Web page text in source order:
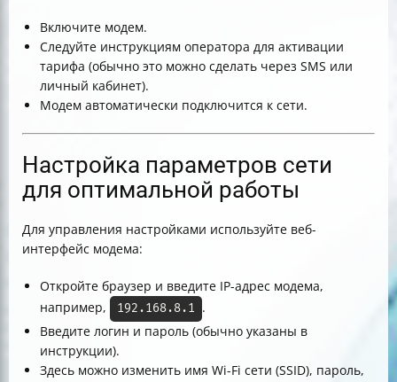
Включите модем.
Следуйте инструкциям оператора для активации
тарифа (обычно это можно сделать через SMS или
личный кабинет).
Модем автоматически подключится к сети.
Настройка параметров сети
для оптимальной работы
Для управления настройками используйте веб-
интерфейс модема:
Откройте браузер и введите IP-адрес модема,
например,
192.168.8.1
.
Введите логин и пароль (обычно указаны в
инструкции).
Здесь можно изменить имя Wi-Fi сети (SSID), пароль,